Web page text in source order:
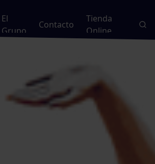
El
Grupo
Contacto
Tienda
Online